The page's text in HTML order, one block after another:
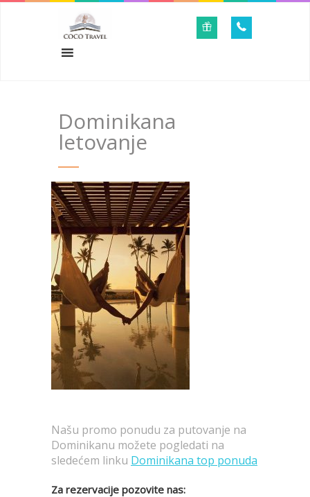
Dominikana
letovanje
Našu promo ponudu za putovanje na
Dominikanu možete pogledati na
sledećem linku Dominikana top ponuda
Za rezervacije pozovite nas: